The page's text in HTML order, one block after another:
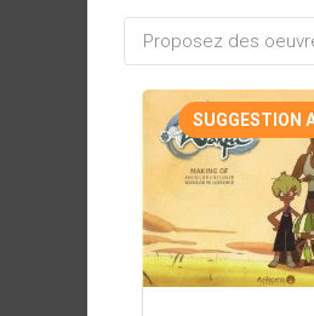
SUGGESTION